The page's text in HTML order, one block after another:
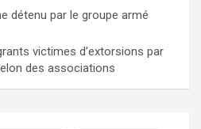
détenu par le groupe armé
victimes d’extorsions par
des associations